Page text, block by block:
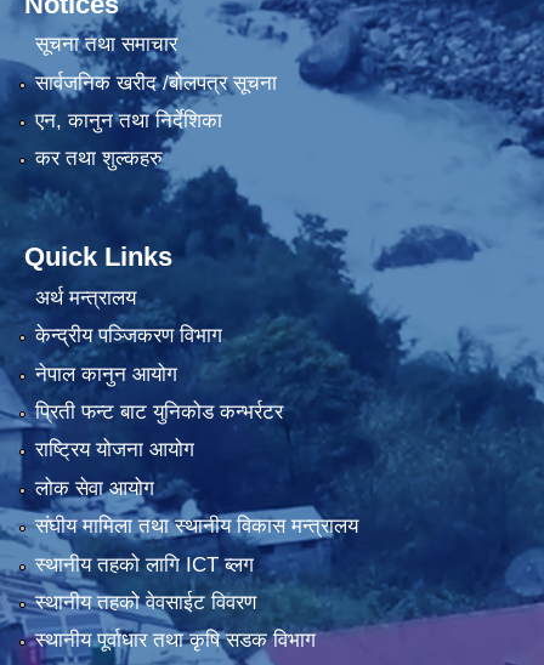
सूचना तथा समाचार
सार्वजनिक खरीद /बोलपत्र सूचना
एन, कानुन तथा निर्देशिका
कर तथा शुल्कहरु
Quick Links
अर्थ मन्त्रालय
केन्द्रीय पञ्जिकरण विभाग
नेपाल कानुन आयोग
प्रिती फन्ट बाट युनिकोड कन्भर्रटर
राष्ट्रिय योजना आयोग
लोक सेवा आयोग
संघीय मामिला तथा स्थानीय विकास मन्त्रालय
स्थानीय तहको लागि ICT ब्लग
स्थानीय तहको वेवसाईट विवरण
स्थानीय पूर्वाधार तथा कृषि सडक विभाग